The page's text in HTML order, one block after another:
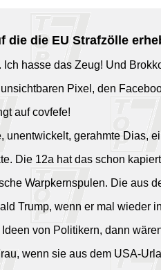
die die EU Strafzölle
Ich hasse das Zeug! Und
Pixel, den
auf covfefe!
unentwickelt, gerahmte Dias,
Die 12a hat das schon
Warpkernspulen. Die aus
Trump, wenn er mal wieder
von Politikern, dann
wenn sie aus dem USA-